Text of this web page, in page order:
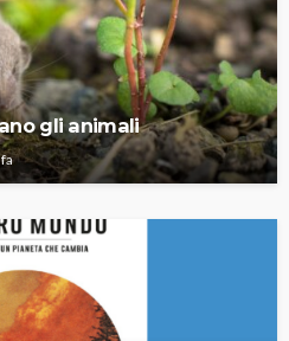
gli animali